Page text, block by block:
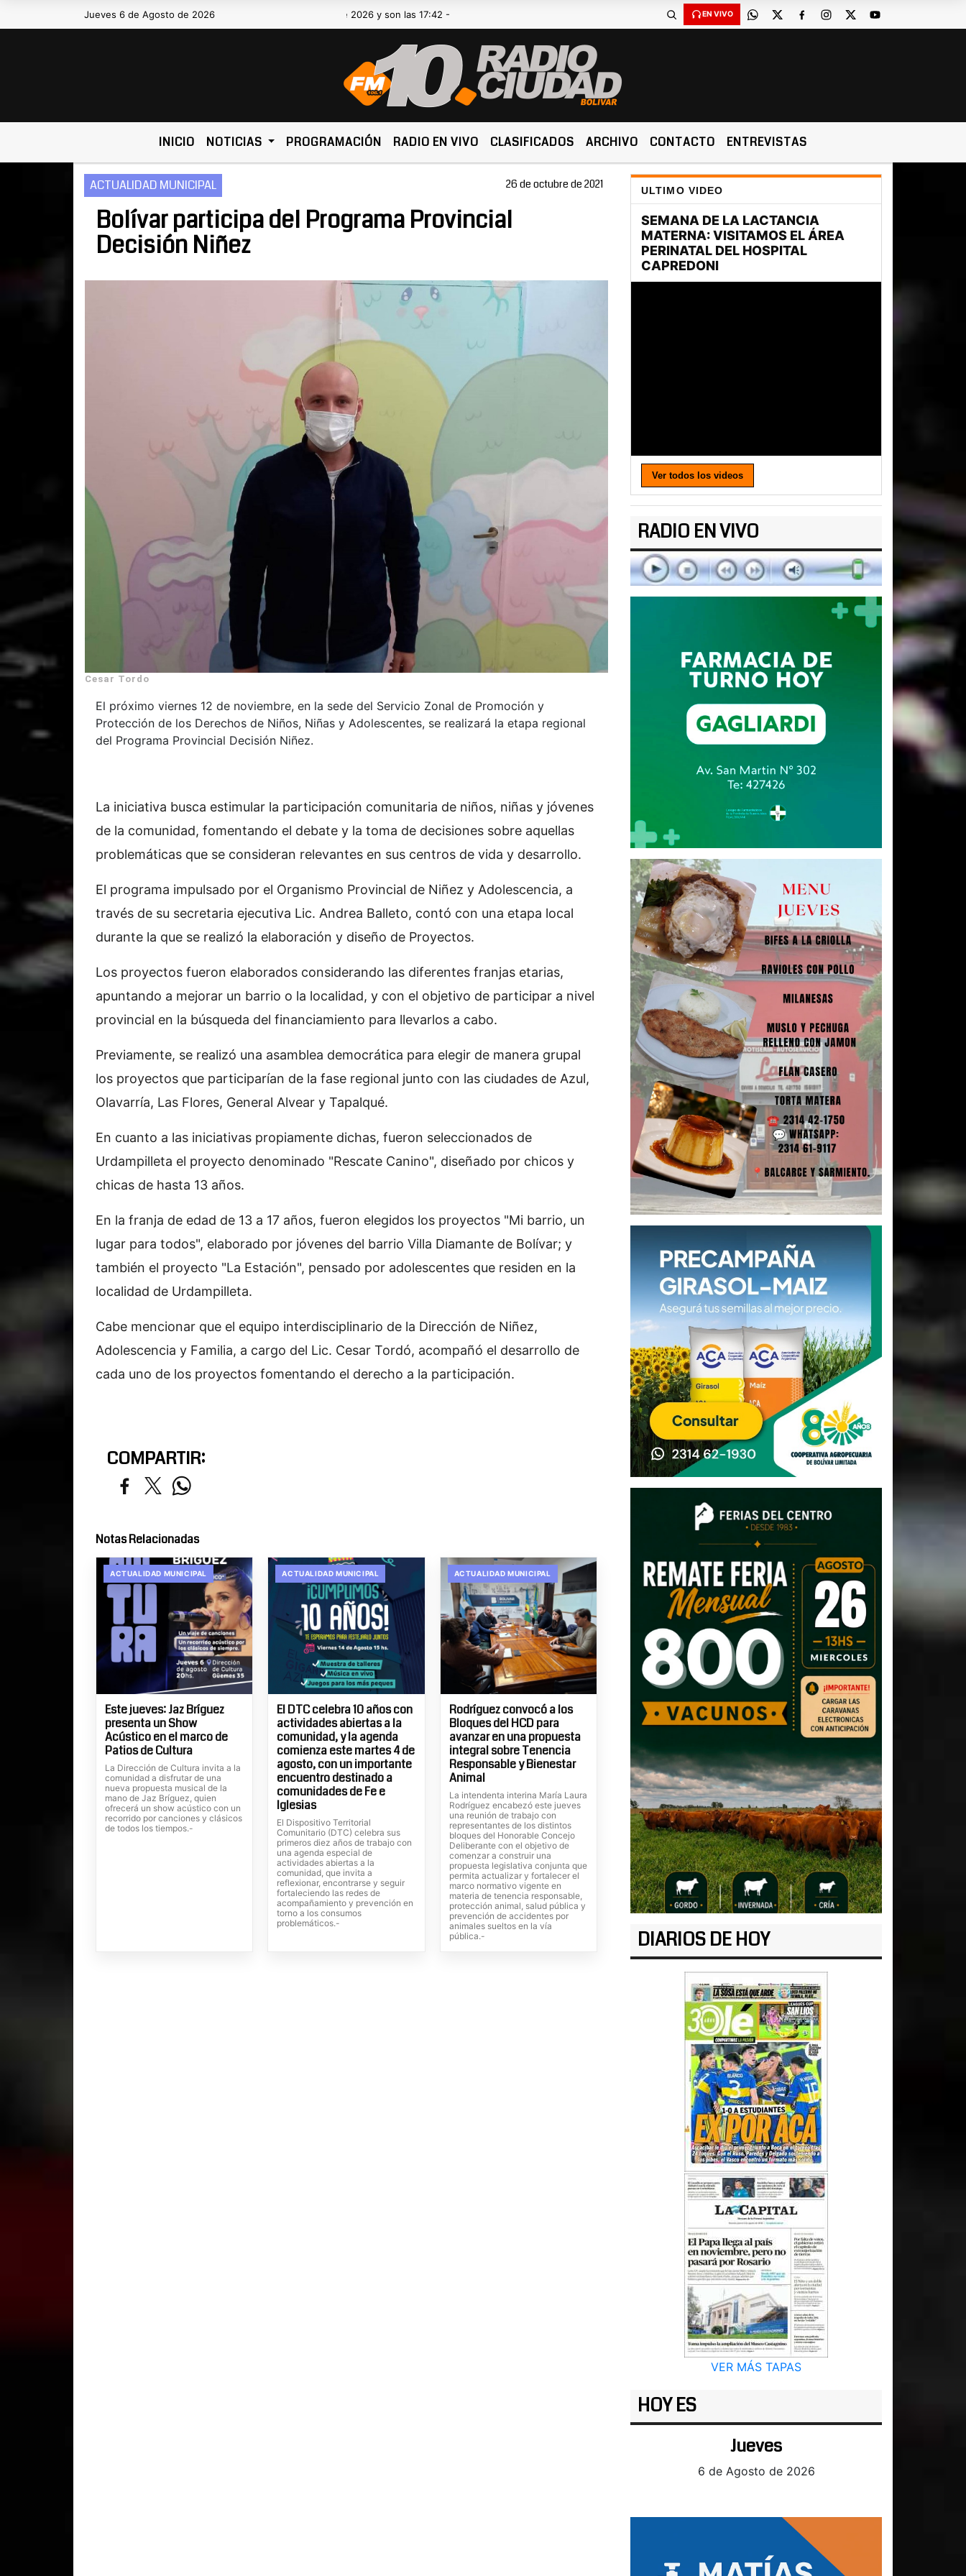
Jueves 6 de Agosto de 2026Hoy es Jueves 6 de Agosto de 2026 y son las 17:42 - EN VIVO
INICIO NOTICIAS PROGRAMACIÓN RADIO EN VIVO CLASIFICADOS ARCHIVO CONTACTO ENTREVISTAS
ACTUALIDAD MUNICIPAL 26 de octubre de 2021
Bolívar participa del Programa Provincial
Decisión Niñez
Cesar Tordo
El próximo viernes 12 de noviembre, en la sede del Servicio Zonal de Promoción y
Protección de los Derechos de Niños, Niñas y Adolescentes, se realizará la etapa regional
del Programa Provincial Decisión Niñez.
La iniciativa busca estimular la participación comunitaria de niños, niñas y jóvenes
de la comunidad, fomentando el debate y la toma de decisiones sobre aquellas
problemáticas que se consideran relevantes en sus centros de vida y desarrollo.
El programa impulsado por el Organismo Provincial de Niñez y Adolescencia, a
través de su secretaria ejecutiva Lic. Andrea Balleto, contó con una etapa local
durante la que se realizó la elaboración y diseño de Proyectos.
Los proyectos fueron elaborados considerando las diferentes franjas etarias,
apuntando a mejorar un barrio o la localidad, y con el objetivo de participar a nivel
provincial en la búsqueda del financiamiento para llevarlos a cabo.
Previamente, se realizó una asamblea democrática para elegir de manera grupal
los proyectos que participarían de la fase regional junto con las ciudades de Azul,
Olavarría, Las Flores, General Alvear y Tapalqué.
En cuanto a las iniciativas propiamente dichas, fueron seleccionados de
Urdampilleta el proyecto denominado "Rescate Canino", diseñado por chicos y
chicas de hasta 13 años.
En la franja de edad de 13 a 17 años, fueron elegidos los proyectos "Mi barrio, un
lugar para todos", elaborado por jóvenes del barrio Villa Diamante de Bolívar; y
también el proyecto "La Estación", pensado por adolescentes que residen en la
localidad de Urdampilleta.
Cabe mencionar que el equipo interdisciplinario de la Dirección de Niñez,
Adolescencia y Familia, a cargo del Lic. Cesar Tordó, acompañó el desarrollo de
cada uno de los proyectos fomentando el derecho a la participación.
COMPARTIR:
Notas Relacionadas
ACTUALIDAD MUNICIPAL
Este jueves: Jaz Bríguez
presenta un Show
Acústico en el marco de
Patios de Cultura
La Dirección de Cultura invita a la
comunidad a disfrutar de una
nueva propuesta musical de la
mano de Jaz Bríguez, quien
ofrecerá un show acústico con un
recorrido por canciones y clásicos
de todos los tiempos.-
ACTUALIDAD MUNICIPAL
El DTC celebra 10 años con
actividades abiertas a la
comunidad, y la agenda
comienza este martes 4 de
agosto, con un importante
encuentro destinado a
comunidades de Fe e
Iglesias
El Dispositivo Territorial
Comunitario (DTC) celebra sus
primeros diez años de trabajo con
una agenda especial de
actividades abiertas a la
comunidad, que invita a
reflexionar, encontrarse y seguir
fortaleciendo las redes de
acompañamiento y prevención en
torno a los consumos
problemáticos.-
ACTUALIDAD MUNICIPAL
Rodríguez convocó a los
Bloques del HCD para
avanzar en una propuesta
integral sobre Tenencia
Responsable y Bienestar
Animal
La intendenta interina María Laura
Rodríguez encabezó este jueves
una reunión de trabajo con
representantes de los distintos
bloques del Honorable Concejo
Deliberante con el objetivo de
comenzar a construir una
propuesta legislativa conjunta que
permita actualizar y fortalecer el
marco normativo vigente en
materia de tenencia responsable,
protección animal, salud pública y
prevención de accidentes por
animales sueltos en la vía
pública.-
ULTIMO VIDEO
Ver todos los videos
RADIO EN VIVO
DIARIOS DE HOY
VER MÁS TAPAS
HOY ES
Jueves
6 de Agosto de 2026